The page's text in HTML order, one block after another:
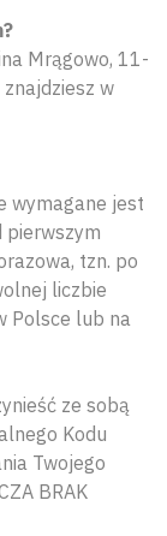
Mrągowo, 11-
w
wymagane jest
pierwszym
tzn. po
liczbie
Polsce lub na
ze sobą
Kodu
Twojego
BRAK